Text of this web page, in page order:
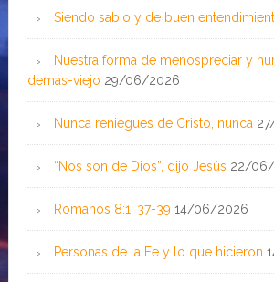
Siendo sabio y de buen
Nuestra forma de menospreciar y
demás-viejo 29/06/2026
Nunca reniegues de Cristo, nunca
“Nos son de Dios”, dijo Jesús 22/
Romanos 8:1, 37-39 14/06/2026
Personas de la Fe y lo que hicieron